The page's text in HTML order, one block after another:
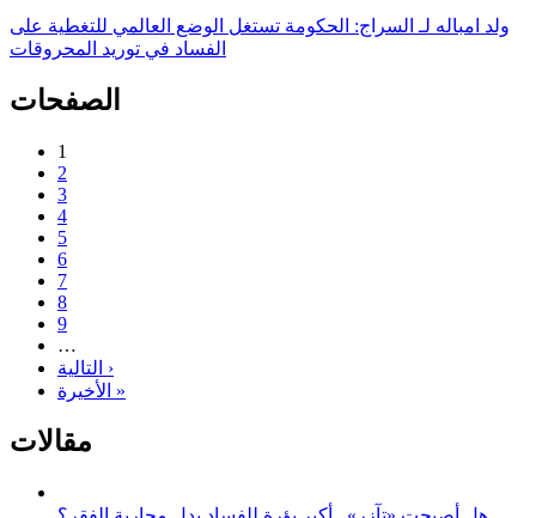
ولد امباله لـ السراج: الحكومة تستغل الوضع العالمي للتغطية على
الفساد في توريد المحروقات
الصفحات
1
2
3
4
5
6
7
8
9
…
التالية ›
الأخيرة »
مقالات